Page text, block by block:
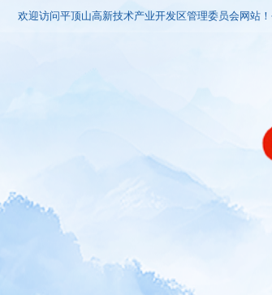
欢迎访问平顶山高新技术产业开发区管理委员会网站